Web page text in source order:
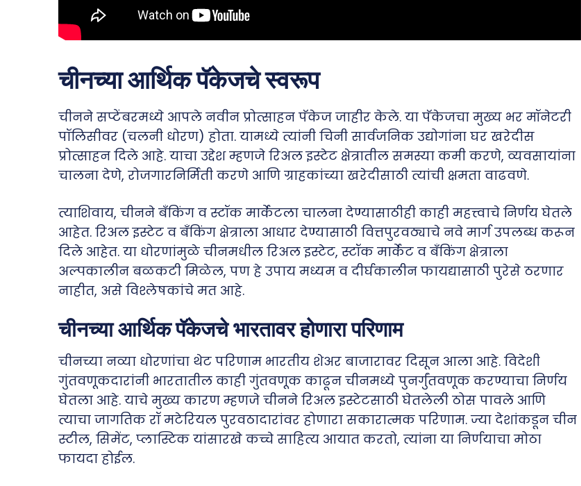
चीनच्या आर्थिक पॅकेजचे स्वरूप
चीनने सप्टेंबरमध्ये आपले नवीन प्रोत्साहन पॅकेज जाहीर केले. या पॅकेजचा मुख्य भर मॉनेटरी
पॉलिसीवर (चलनी धोरण) होता. यामध्ये त्यांनी चिनी सार्वजनिक उद्योगांना घर खरेदीस
प्रोत्साहन दिले आहे. याचा उद्देश म्हणजे रिअल इस्टेट क्षेत्रातील समस्या कमी करणे, व्यवसायांना
चालना देणे, रोजगारनिर्मिती करणे आणि ग्राहकांच्या खरेदीसाठी त्यांची क्षमता वाढवणे.
त्याशिवाय, चीनने बँकिंग व स्टॉक मार्केटला चालना देण्यासाठीही काही महत्त्वाचे निर्णय घेतले
आहेत. रिअल इस्टेट व बँकिंग क्षेत्राला आधार देण्यासाठी वित्तपुरवठ्याचे नवे मार्ग उपलब्ध करून
दिले आहेत. या धोरणांमुळे चीनमधील रिअल इस्टेट, स्टॉक मार्केट व बँकिंग क्षेत्राला
अल्पकालीन बळकटी मिळेल, पण हे उपाय मध्यम व दीर्घकालीन फायद्यासाठी पुरेसे ठरणार
नाहीत, असे विश्लेषकांचे मत आहे.
चीनच्या आर्थिक पॅकेजचे भारतावर होणारा परिणाम
चीनच्या नव्या धोरणांचा थेट परिणाम भारतीय शेअर बाजारावर दिसून आला आहे. विदेशी
गुंतवणूकदारांनी भारतातील काही गुंतवणूक काढून चीनमध्ये पुनर्गुंतवणूक करण्याचा निर्णय
घेतला आहे. याचे मुख्य कारण म्हणजे चीनने रिअल इस्टेटसाठी घेतलेली ठोस पावले आणि
त्याचा जागतिक रॉ मटेरियल पुरवठादारांवर होणारा सकारात्मक परिणाम. ज्या देशांकडून चीन
स्टील, सिमेंट, प्लास्टिक यांसारखे कच्चे साहित्य आयात करतो, त्यांना या निर्णयाचा मोठा
फायदा होईल.